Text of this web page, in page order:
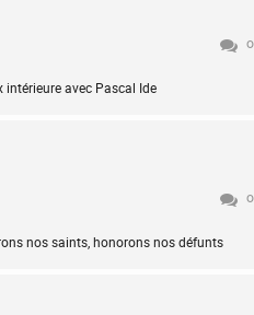
0
avec Pascal Ide
0
nos saints, honorons nos défunts